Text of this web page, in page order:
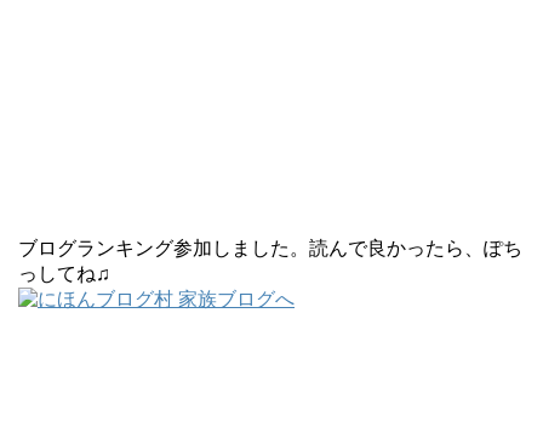
ブログランキング参加しました。読んで良かったら、ぽち
っしてね♫